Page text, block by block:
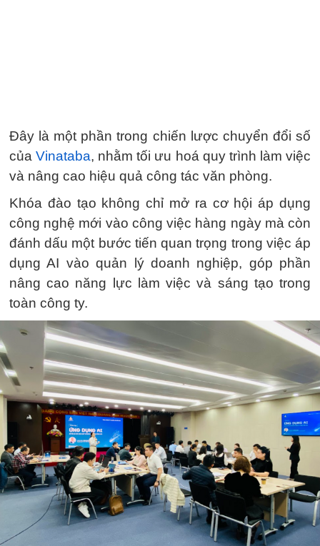
Đây là một phần trong chiến lược chuyển đổi số
củaVinataba, nhằm tối ưu hoá quy trình làm việc
và nâng cao hiệu quả công tác văn phòng.
Khóa đào tạo không chỉ mở ra cơ hội áp dụng
công nghệ mới vào công việc hàng ngày mà còn
đánh dấu một bước tiến quan trọng trong việc áp
dụng AI vào quản lý doanh nghiệp, góp phần
nâng cao năng lực làm việc và sáng tạo trong
toàn công ty.